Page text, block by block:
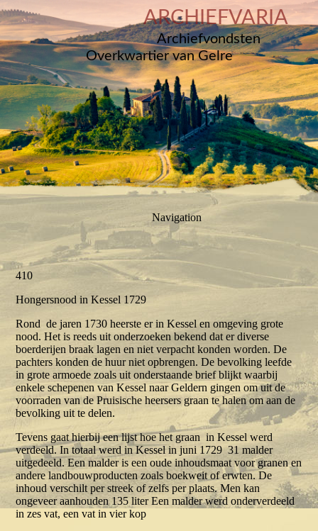
ARCHIEFVARIA
Archiefvondsten
Overkwartier van Gelre
Navigation
410
Hongersnood in Kessel 1729
Rond de jaren 1730 heerste er in Kessel en omgeving grote
nood. Het is reeds uit onderzoeken bekend dat er diverse
boerderijen braak lagen en niet verpacht konden worden. De
pachters konden de huur niet opbrengen. De bevolking leefde
in grote armoede zoals uit onderstaande brief blijkt waarbij
enkele schepenen van Kessel naar Geldern gingen om uit de
voorraden van de Pruisische heersers graan te halen om aan de
bevolking uit te delen.
Tevens gaat hierbij een lijst hoe het graan in Kessel werd
verdeeld. In totaal werd in Kessel in juni 1729 31 malder
uitgedeeld. Een malder is een oude inhoudsmaat voor granen en
andere landbouwproducten zoals boekweit of erwten. De
inhoud verschilt per streek of zelfs per plaats. Men kan
ongeveer aanhouden 135 liter Een malder werd onderverdeeld
in zes vat, een vat in vier kop